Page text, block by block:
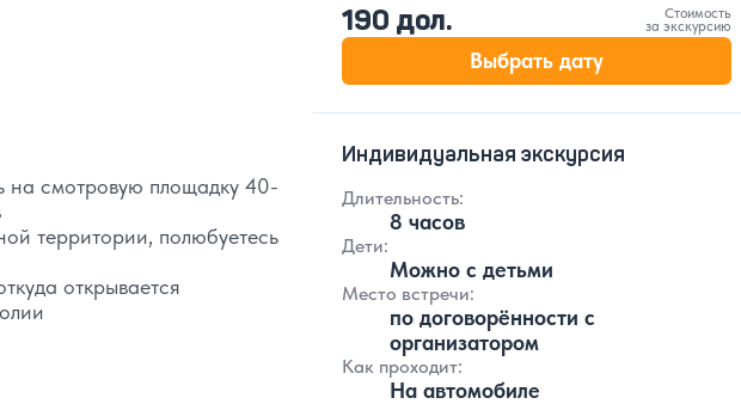
190 дол. Стоимость
за экскурсию
Выбрать дату
Индивидуальная экскурсия
Длительность:
8 часов
Дети:
Можно с детьми
Место встречи:
по договорённости с
организатором
Как проходит:
На автомобиле
на смотровую площадку 40-
территории, полюбуетесь
открывается